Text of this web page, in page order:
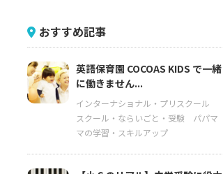
おすすめ記事
英語保育園 COCOAS KIDS で一緒
に働きません...
インターナショナル・プリスクール
スクール・ならいごと・受験
パパマ
マの学習・スキルアップ